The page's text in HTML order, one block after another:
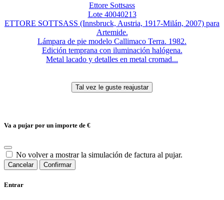
Ettore Sottsass
Lote 40040213
ETTORE SOTTSASS (Innsbruck, Austria, 1917-Milán, 2007) para
Artemide.
Lámpara de pie modelo Callimaco Terra. 1982.
Edición temprana con iluminación halógena.
Metal lacado y detalles en metal cromad...
Va a pujar por un importe de €
No volver a mostrar la simulación de factura al pujar.
Cancelar Confirmar
Entrar